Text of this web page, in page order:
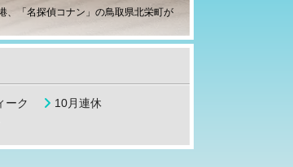
、「名探偵コナン」の鳥取県北栄町が
ーク
10月連休